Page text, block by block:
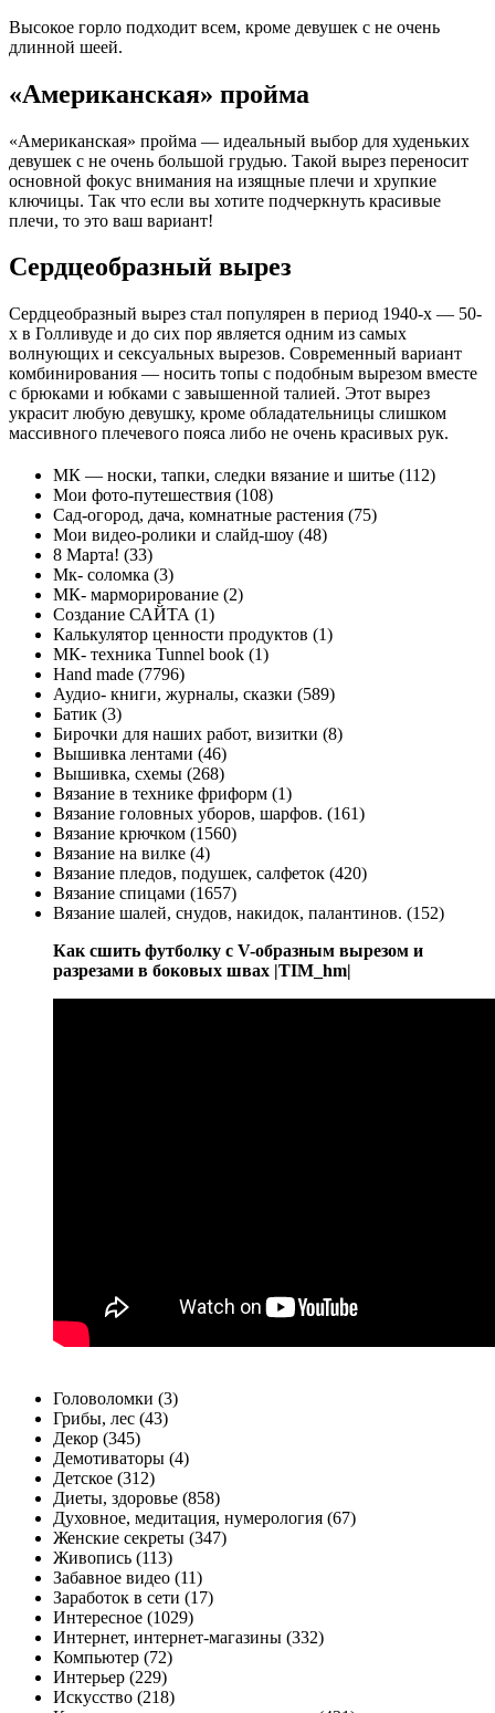
Высокое горло подходит всем, кроме девушек с не очень
длинной шеей.
«Американская» пройма
«Американская» пройма — идеальный выбор для худеньких
девушек с не очень большой грудью. Такой вырез переносит
основной фокус внимания на изящные плечи и хрупкие
ключицы. Так что если вы хотите подчеркнуть красивые
плечи, то это ваш вариант!
Сердцеобразный вырез
Сердцеобразный вырез стал популярен в период 1940-х — 50-
х в Голливуде и до сих пор является одним из самых
волнующих и сексуальных вырезов. Современный вариант
комбинирования — носить топы с подобным вырезом вместе
с брюками и юбками с завышенной талией. Этот вырез
украсит любую девушку, кроме обладательницы слишком
массивного плечевого пояса либо не очень красивых рук.
МК — носки, тапки, следки вязание и шитье (112)
Мои фото-путешествия (108)
Сад-огород, дача, комнатные растения (75)
Мои видео-ролики и слайд-шоу (48)
8 Марта! (33)
Мк- соломка (3)
МК- марморирование (2)
Создание САЙТА (1)
Калькулятор ценности продуктов (1)
МК- техника Tunnel book (1)
Hand made (7796)
Аудио- книги, журналы, сказки (589)
Батик (3)
Бирочки для наших работ, визитки (8)
Вышивка лентами (46)
Вышивка, схемы (268)
Вязание в технике фриформ (1)
Вязание головных уборов, шарфов. (161)
Вязание крючком (1560)
Вязание на вилке (4)
Вязание пледов, подушек, салфеток (420)
Вязание спицами (1657)
Вязание шалей, снудов, накидок, палантинов. (152)
Как сшить футболку с V-образным вырезом и
разрезами в боковых швах |TIM_hm|
Головоломки (3)
Грибы, лес (43)
Декор (345)
Демотиваторы (4)
Детское (312)
Диеты, здоровье (858)
Духовное, медитация, нумерология (67)
Женские секреты (347)
Живопись (113)
Забавное видео (11)
Заработок в сети (17)
Интересное (1029)
Интернет, интернет-магазины (332)
Компьютер (72)
Интерьер (229)
Искусство (218)